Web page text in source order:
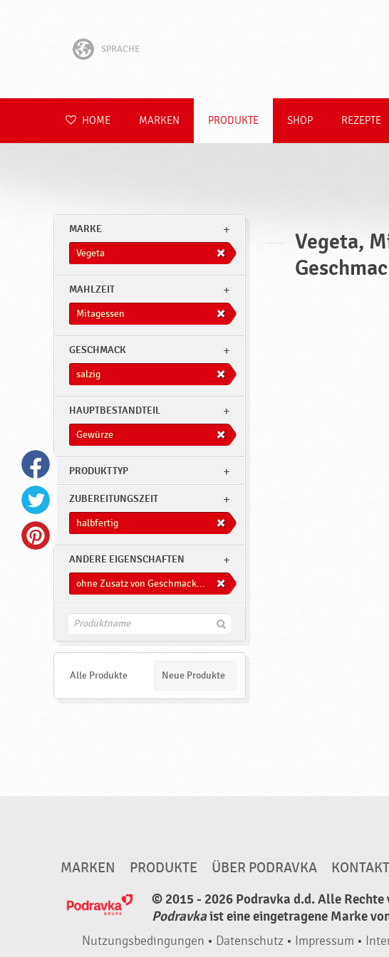
SPRACHE
Hrvatski
Polski
HOME MARKEN PRODUKTE SHOP REZEPTE
MARKE
Vegeta
MAHLZEIT
Mitagessen
GESCHMACK
salzig
HAUPTBESTANDTEIL
Gewürze
PRODUKTTYP
ZUBEREITUNGSZEIT
halbfertig
ANDERE EIGENSCHAFTEN
ohne Zusatz von Geschmacksverstärkern
F
e
Alle Produkte Neue Produkte
Vegeta,
MARKEN PRODUKTE ÜBER PODRAVKA
KONTAKT
© 2015 - 2026 Podravka d.d. Alle Rechte
Podravkaist eine eingetragene Marke
Nutzungsbedingungen • Datenschutz • Impressum •